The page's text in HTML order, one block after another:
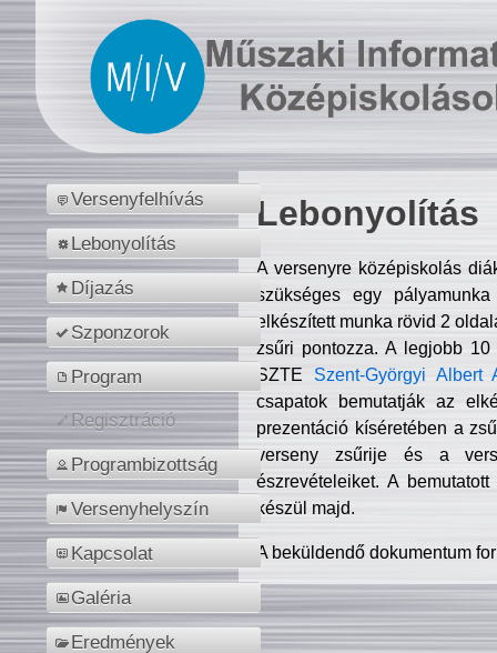
Versenyfelhívás
Lebonyolítás
Díjazás
Szponzorok
Program
Regisztráció
Programbizottság
Versenyhelyszín
Kapcsolat
Galéria
Eredmények
Lebonyolítás
A versenyre középiskolás
szükséges egy
elkészített munka rövid 2
zsűri pontozza. A legjobb
SZTE Szent-Györgyi Albert
csapatok bemutatják az
prezentáció kíséretében a
verseny zsűrije és a
észrevételeiket. A
készül majd.
A beküldendő dokumentum